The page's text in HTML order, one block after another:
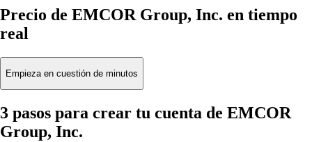
Precio de EMCOR Group, Inc. en tiempo
real
Empieza en cuestión de minutos
3 pasos para crear tu cuenta de EMCOR
Group, Inc.